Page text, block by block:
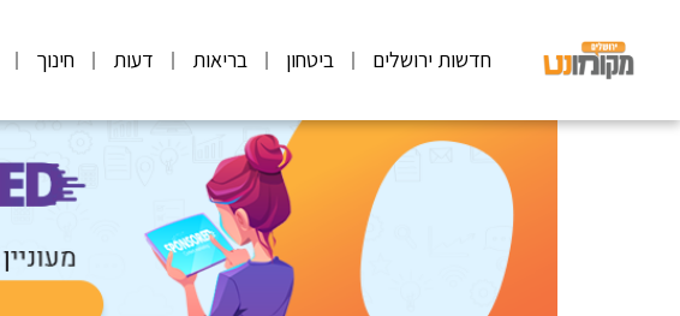
חדשות ירושלים ביטחון בריאות דעות חינוך